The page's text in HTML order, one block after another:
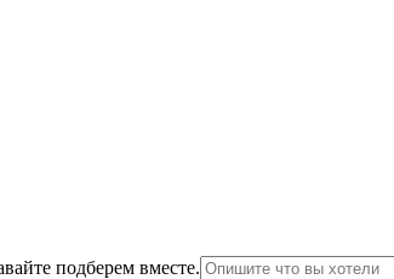
подберем вместе.